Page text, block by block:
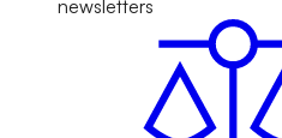
newsletters